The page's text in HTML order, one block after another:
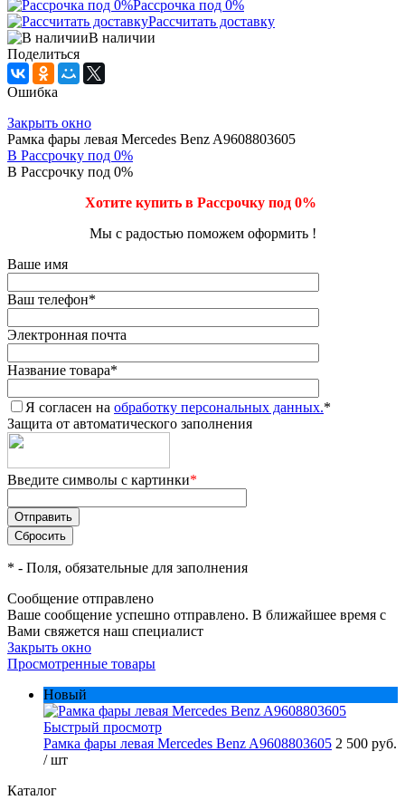
Рассрочка под 0%
Рассчитать доставку
В наличии
Поделиться
Ошибка
Закрыть окно
Рамка фары левая Mercedes Benz A9608803605
В Рассрочку под 0%
В Рассрочку под 0%
Хотите купить в Рассрочку под 0%
Мы с радостью поможем оформить !
Ваше имя
Ваш телефон*
Электронная почта
Название товара*
Я согласен на обработку персональных данных.*
Защита от автоматического заполнения
Введите символы с картинки*
* - Поля, обязательные для заполнения
Сообщение отправлено
Ваше сообщение успешно отправлено. В ближайшее время с
Вами свяжется наш специалист
Закрыть окно
Просмотренные товары
Новый
Быстрый просмотр
Рамка фары левая Mercedes Benz A9608803605 2 500 руб.
/ шт
Каталог